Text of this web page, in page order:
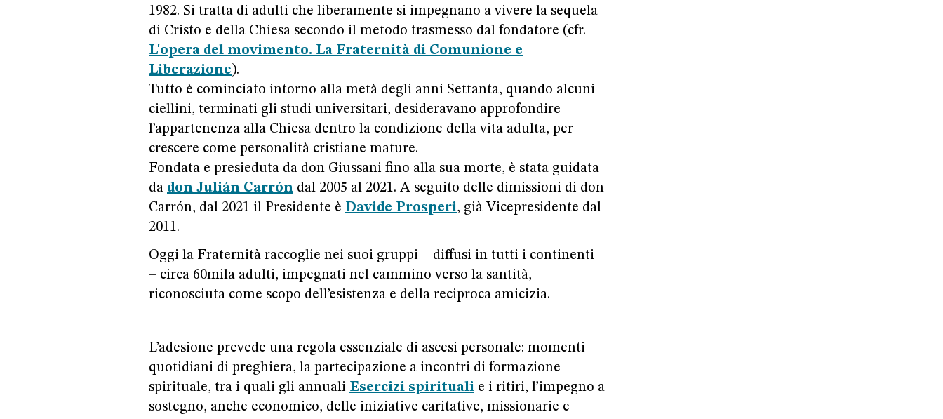
1982. Si tratta di adulti che liberamente si impegnano a vivere la sequela
di Cristo e della Chiesa secondo il metodo trasmesso dal fondatore (cfr.
L'opera del movimento. La Fraternità di Comunione e
Liberazione ).
Tutto è cominciato intorno alla metà degli anni Settanta, quando alcuni
ciellini, terminati gli studi universitari, desideravano approfondire
l’appartenenza alla Chiesa dentro la condizione della vita adulta, per
crescere come personalità cristiane mature.
Fondata e presieduta da don Giussani fino alla sua morte, è stata guidata
da don Julián Carrón dal 2005 al 2021. A seguito delle dimissioni di don
Carrón, dal 2021 il Presidente è Davide Prosperi, già Vicepresidente dal
2011.
Oggi la Fraternità raccoglie nei suoi gruppi – diffusi in tutti i continenti
– circa 60mila adulti, impegnati nel cammino verso la santità,
riconosciuta come scopo dell’esistenza e della reciproca amicizia.
L’adesione prevede una regola essenziale di ascesi personale: momenti
quotidiani di preghiera, la partecipazione a incontri di formazione
spirituale, tra i quali gli annuali Esercizi spirituali e i ritiri, l’impegno a
sostegno, anche economico, delle iniziative caritative, missionarie e